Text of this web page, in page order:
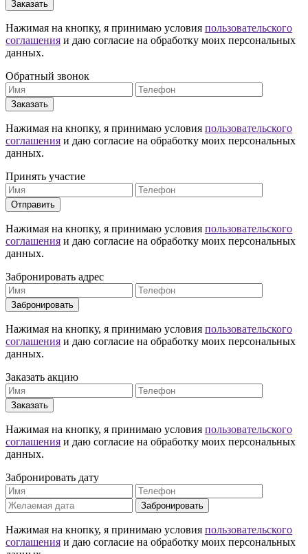
Заказать
Нажимая на кнопку, я принимаю условия пользовательского
соглашения и даю согласие на обработку моих персональных
данных.
Обратный звонок
Заказать
Нажимая на кнопку, я принимаю условия пользовательского
соглашения и даю согласие на обработку моих персональных
данных.
Принять участие
Отправить
Нажимая на кнопку, я принимаю условия пользовательского
соглашения и даю согласие на обработку моих персональных
данных.
Забронировать адрес
Забронировать
Нажимая на кнопку, я принимаю условия пользовательского
соглашения и даю согласие на обработку моих персональных
данных.
Заказать акцию
Заказать
Нажимая на кнопку, я принимаю условия пользовательского
соглашения и даю согласие на обработку моих персональных
данных.
Забронировать дату
Забронировать
Нажимая на кнопку, я принимаю условия пользовательского
соглашения и даю согласие на обработку моих персональных